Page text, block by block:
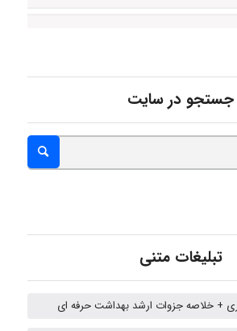
abolfazlkoshehe
abolfazlkoshehe
fatima
جستجو در سایت
تبلیغات متنی